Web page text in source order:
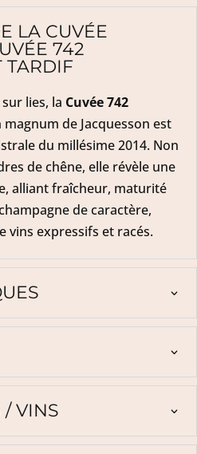
LA CUVÉE
742
TARDIF
lies, la Cuvée 742
de Jacquesson est
du millésime 2014. Non
de chêne, elle révèle une
alliant fraîcheur, maturité
de caractère,
vins expressifs et racés.
/ VINS